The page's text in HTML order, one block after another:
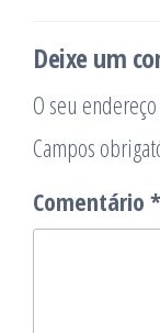
Deixe um
O seu
Campos
Comentário *